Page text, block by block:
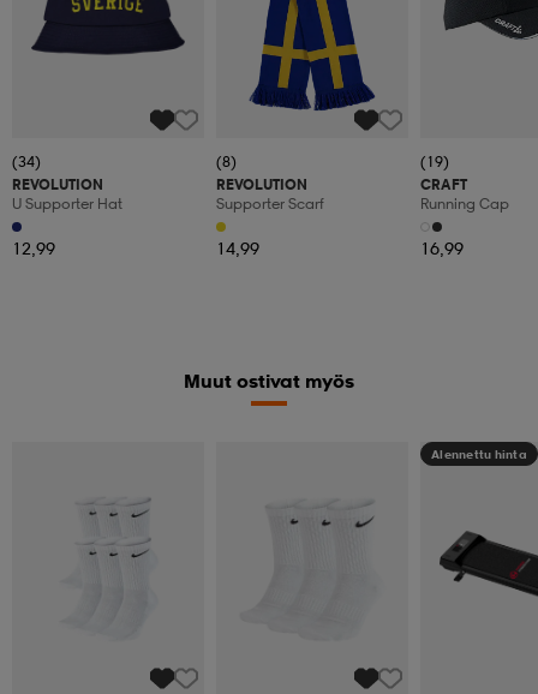
(34)
REVOLUTION
U Supporter Hat
12,99
(8)
REVOLUTION
Supporter Scarf
14,99
(19)
CRAFT
Running Cap
16,99
Muut ostivat myös
Alennettu hinta